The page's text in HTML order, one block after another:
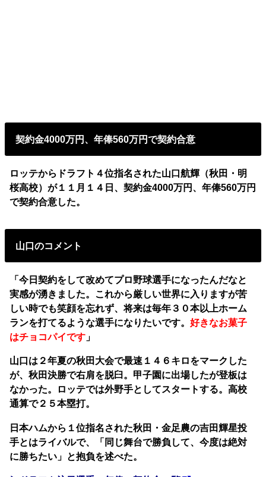
契約金4000万円、年俸560万円で契約合意
ロッテからドラフト４位指名された山口航輝（秋田・明
桜高校）が１１月１４日、契約金4000万円、年俸560万円
で契約合意した。
山口のコメント
「今日契約をして改めてプロ野球選手になったんだなと
実感が湧きました。これから厳しい世界に入りますが苦
しい時でも笑顔を忘れず、将来は毎年３０本以上ホーム
ランを打てるような選手になりたいです。好きなお菓子
はチョコパイです 」
山口は２年夏の秋田大会で最速１４６キロをマークした
が、秋田決勝で右肩を脱臼。甲子園に出場したが登板は
なかった。ロッテでは外野手としてスタートする。高校
通算で２５本塁打。
日本ハムから１位指名された秋田・金足農の吉田輝星投
手とはライバルで、「同じ舞台で勝負して、今度は絶対
に勝ちたい」と抱負を述べた。